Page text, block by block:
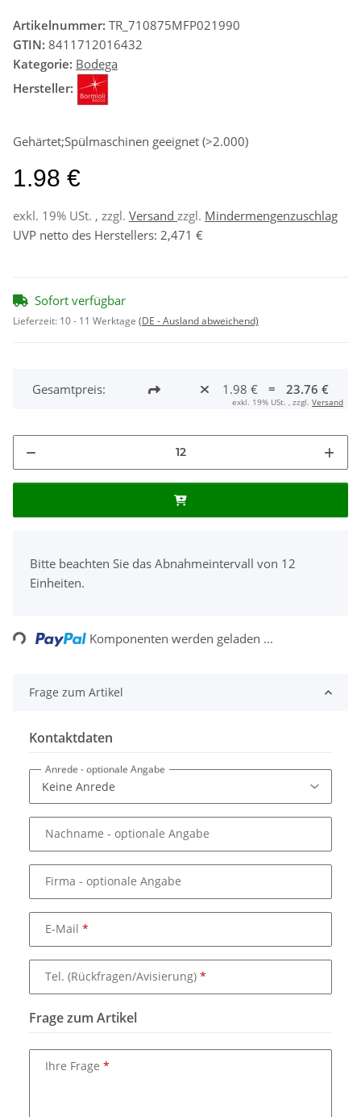
Artikelnummer: TR_710875MFP021990
GTIN: 8411712016432
Kategorie: Bodega
Hersteller:
Gehärtet;Spülmaschinen geeignet (>2.000)
1.98 €
exkl. 19% USt. , zzgl. Versand zzgl. Mindermengenzuschlag
UVP netto des Herstellers: 2,471 €
Sofort verfügbar
Lieferzeit: 10 - 11 Werktage (DE - Ausland abweichend)
Gesamtpreis: 1.98 € = 23.76 €
exkl. 19% USt. , zzgl. Versand
Bitte beachten Sie das Abnahmeintervall von 12
Einheiten.
Loading... Komponenten werden geladen ...
Frage zum Artikel
Kontaktdaten
Anrede - optionale Angabe
Nachname - optionale Angabe
Firma - optionale Angabe
E-Mail
Tel. (Rückfragen/Avisierung)
Frage zum Artikel
Ihre Frage